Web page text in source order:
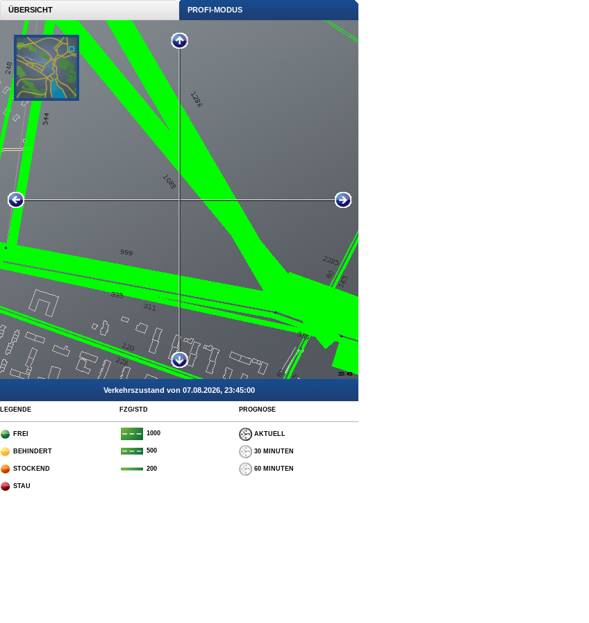
ÜBERSICHT PROFI-MODUS
Verkehrszustand von 07.08.2026, 23:45:00
LEGENDE FZG/STD PROGNOSE
FREI 1000 AKTUELL
BEHINDERT 500 30 MINUTEN
STOCKEND 200 60 MINUTEN
STAU